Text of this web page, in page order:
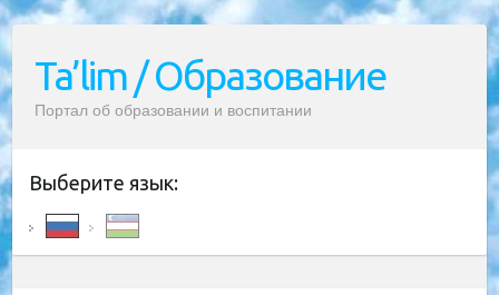
Ta’lim / Образование
Портал об образовании и воспитании
Выберите язык: